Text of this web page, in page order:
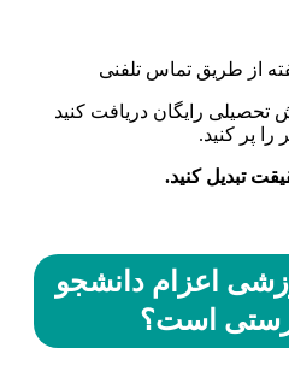
تحصیلی رایگان دریافت کنید
پر کنید.
تبدیل کنید.
اعزام دانشجو
است؟